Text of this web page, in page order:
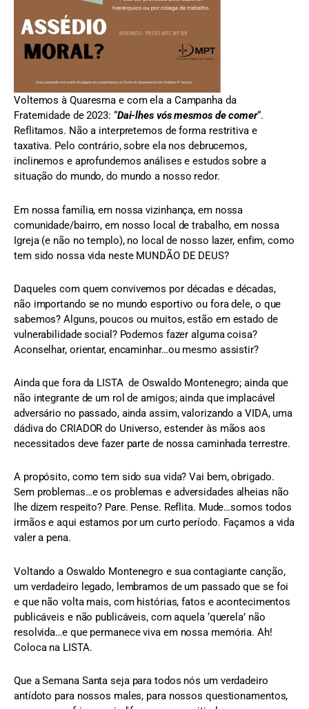
Voltemos à Quaresma e com ela a Campanha da
Fraternidade de 2023: “Dai-lhes vós mesmos de comer“.
Reflitamos. Não a interpretemos de forma restritiva e
taxativa. Pelo contrário, sobre ela nos debrucemos,
inclinemos e aprofundemos análises e estudos sobre a
situação do mundo, do mundo a nosso redor.
Em nossa família, em nossa vizinhança, em nossa
comunidade/bairro, em nosso local de trabalho, em nossa
Igreja (e não no templo), no local de nosso lazer, enfim, como
tem sido nossa vida neste MUNDÃO DE DEUS?
Daqueles com quem convivemos por décadas e décadas,
não importando se no mundo esportivo ou fora dele, o que
sabemos? Alguns, poucos ou muitos, estão em estado de
vulnerabilidade social? Podemos fazer alguma coisa?
Aconselhar, orientar, encaminhar…ou mesmo assistir?
Ainda que fora da LISTA de Oswaldo Montenegro; ainda que
não integrante de um rol de amigos; ainda que implacável
adversário no passado, ainda assim, valorizando a VIDA, uma
dádiva do CRIADOR do Universo, estender às mãos aos
necessitados deve fazer parte de nossa caminhada terrestre.
A propósito, como tem sido sua vida? Vai bem, obrigado.
Sem problemas…e os problemas e adversidades alheias não
lhe dizem respeito? Pare. Pense. Reflita. Mude…somos todos
irmãos e aqui estamos por um curto período. Façamos a vida
valer a pena.
Voltando a Oswaldo Montenegro e sua contagiante canção,
um verdadeiro legado, lembramos de um passado que se foi
e que não volta mais, com histórias, fatos e acontecimentos
publicáveis e não publicáveis, com aquela ‘querela’ não
resolvida…e que permanece viva em nossa memória. Ah!
Coloca na LISTA.
Que a Semana Santa seja para todos nós um verdadeiro
antídoto para nossos males, para nossos questionamentos,